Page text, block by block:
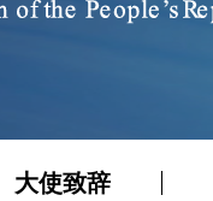
大使致辞